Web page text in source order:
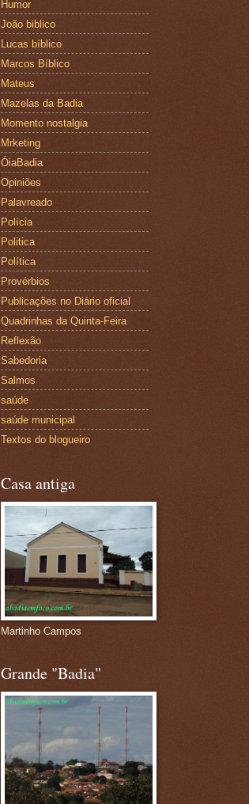
Humor
João biblico
Lucas bíblico
Marcos Bíblico
Mateus
Mazelas da Badia
Momento nostalgia
Mrketing
ÓiaBadia
Opiniões
Palavreado
Polícia
Politica
Política
Provérbios
Publicações no Diário oficial
Quadrinhas da Quinta-Feira
Reflexão
Sabedoria
Salmos
saúde
saúde municipal
Textos do blogueiro
Casa antiga
Martinho Campos
Grande "Badia"